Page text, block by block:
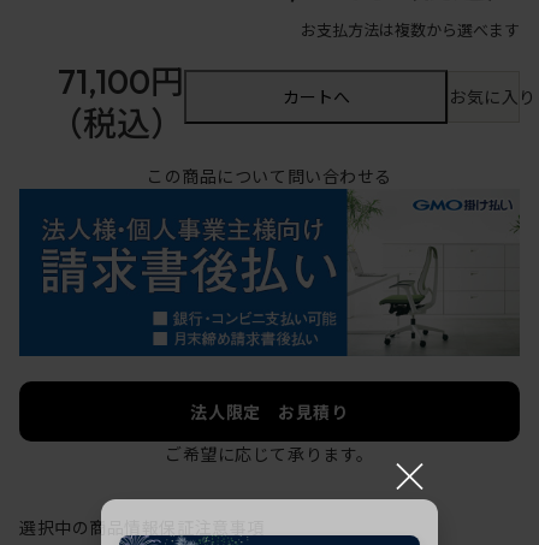
お支払方法は複数から選べます
71,100円
（税込）
カートへ お気に入
この商品について問い合わせる
法人限定 お見積り
ご希望に応じて承ります。
選択中の商品情報
×